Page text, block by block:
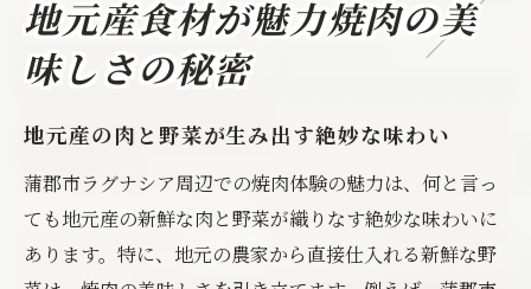
地元産食材が魅力焼肉の美
味しさの秘密
地元産の肉と野菜が生み出す絶妙な味わい
蒲郡市ラグナシア周辺での焼肉体験の魅力は、何と言っ
ても地元産の新鮮な肉と野菜が織りなす絶妙な味わいに
あります。特に、地元の農家から直接仕入れる新鮮な野